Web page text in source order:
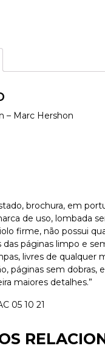
– Marc Hershon
brochura, em
de uso, lombada
firme, não possui
das páginas limpo e
livres de qualquer
páginas sem dobras,
maiores detalhes.”
05 10 21